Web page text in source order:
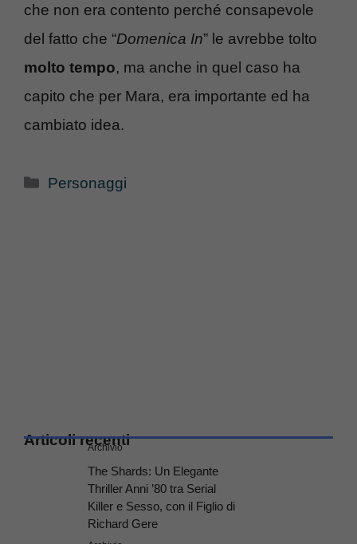
che non era contento perché consapevole
del fatto che “Domenica In” le avrebbe tolto
molto tempo, ma anche in quel caso ha
capito che per Mara, era importante ed ha
cambiato idea.
Categorie
Personaggi
Articoli recenti
Archivio
The Shards: Un Elegante
Thriller Anni ’80 tra Serial
Killer e Sesso, con il Figlio di
Richard Gere